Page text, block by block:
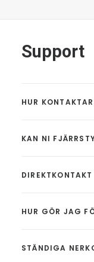
Support
HUR
KAN NI
HUR GÖR JAG
STÄNDIGA